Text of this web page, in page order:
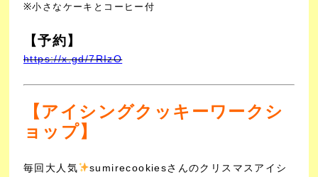
※小さなケーキとコーヒー付
【予約】
https://x.gd/7RIzO
【アイシングクッキーワークシ
ョップ】
毎回大人気 sumirecookiesさんのクリスマスアイシ